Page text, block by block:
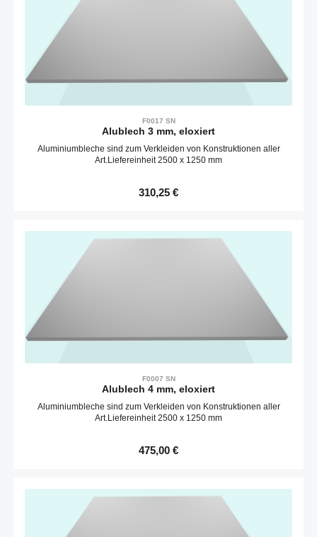
F0017 SN
Alublech 3 mm, eloxiert
Aluminiumbleche sind zum Verkleiden von Konstruktionen aller
Art.Liefereinheit 2500 x 1250 mm
Regulärer Preis:
310,25 €
F0007 SN
Alublech 4 mm, eloxiert
Aluminiumbleche sind zum Verkleiden von Konstruktionen aller
Art.Liefereinheit 2500 x 1250 mm
Regulärer Preis:
475,00 €